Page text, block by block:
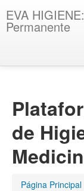
EVA
Permanente
de
Página Principal